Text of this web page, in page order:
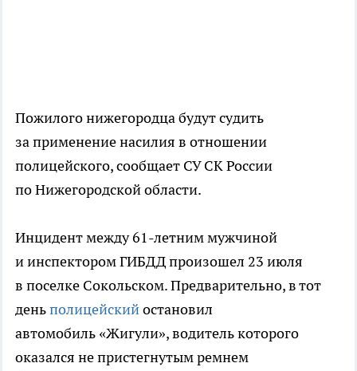
Пожилого нижегородца будут судить
за применение насилия в отношении
полицейского, сообщает СУ СК России
по Нижегородской области.
Инцидент между 61-летним мужчиной
и инспектором ГИБДД произошел 23 июля
в поселке Сокольском. Предварительно, в тот
деньполицейскийостановил
автомобиль «Жигули», водитель которого
оказался не пристегнутым ремнем